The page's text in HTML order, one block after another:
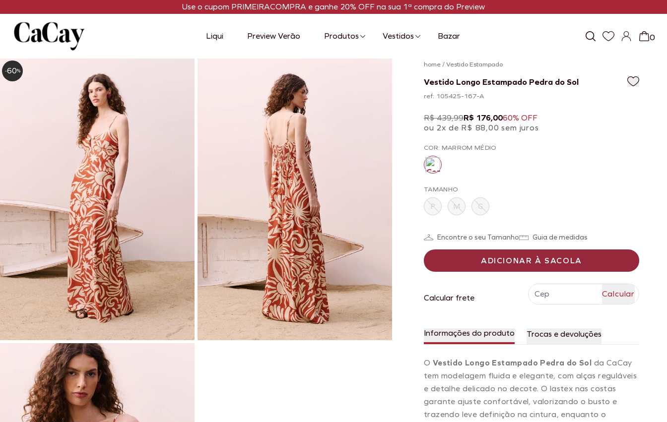
Use o cupom PRIMEIRACOMPRA e ganhe 20% OFF na sua 1ª compra do Preview
Liqui Preview Verão Produtos Vestidos Bazar 0
-60%
home/Vestido Estampado
Vestido Longo Estampado Pedra do Sol
ref: 105425-167-A
R$ 439,99R$ 176,0060% OFF
ou 2x de R$ 88,00 sem juros
COR: MARROM MÉDIO
TAMANHO
P M G
Encontre o seu Tamanho Guia de medidas
ADICIONAR À SACOLA
Calcular frete
Informações do produto Trocas e devoluções
O Vestido Longo Estampado Pedra do Sol da CaCay
tem modelagem fluida e elegante, com alças reguláveis
e detalhe delicado no decote. O lastex nas costas
garante ajuste confortável, valorizando o busto e
trazendo leve definição na cintura, enquanto o